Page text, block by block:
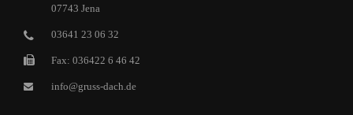
07743 Jena
03641 23 06 32
Fax: 036422 6 46 42
info@gruss-dach.de